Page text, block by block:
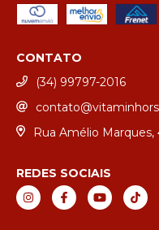
CONTATO
(34) 99797-2016
Rua Amélio Marques,
REDES SOCIAIS